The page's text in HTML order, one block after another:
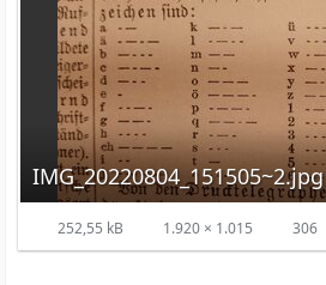
IMG_20220804_151505~2.jpg
252,55 kB 1.920 × 1.015 306